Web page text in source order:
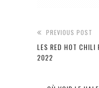
PREVIOUS POST
LES RED HOT CHILI
2022